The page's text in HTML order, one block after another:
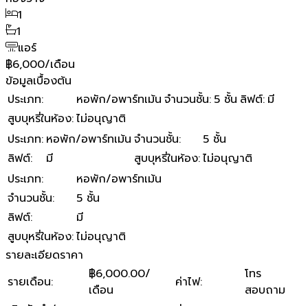
1
1
แอร์
฿6,000/เดือน
ข้อมูลเบื้องต้น
ประเภท: หอพัก/อพาร์ทเม้น จำนวนชั้น: 5 ชั้น ลิฟต์: มี
สูบบุหรี่ในห้อง:ไม่อนุญาติ
ประเภท: หอพัก/อพาร์ทเม้น จำนวนชั้น:
5 ชั้น
ลิฟต์: มี สูบบุหรี่ในห้อง:ไม่อนุญาติ
ประเภท:
หอพัก/อพาร์ทเม้น
จำนวนชั้น:
5 ชั้น
ลิฟต์:
มี
สูบบุหรี่ในห้อง:ไม่อนุญาติ
รายละเอียดราคา
รายเดือน:
฿6,000.00/
เดือน
ค่าไฟ:
โทร
สอบถาม